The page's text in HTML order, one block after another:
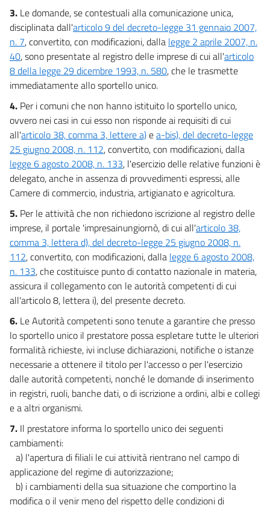
22
23
24
Titolo IV - Semplificazione amministrativa
25
26
27
Titolo V - Disposizioni a tutela dei destinatari
28
29
Titolo VI - Qualità dei servizi
31
32
33
34
Titolo VII - Collaborazione amministrativa
36
37
38
39
40
41
42
43
PARTE SECONDA
3. Le domande, se contestuali alla comunicazione unica,
disciplinata dall'articolo 9 del decreto-legge 31 gennaio 2007,
n. 7, convertito, con modificazioni, dalla legge 2 aprile 2007, n.
40, sono presentate al registro delle imprese di cui all'articolo
8 della legge 29 dicembre 1993, n. 580, che le trasmette
immediatamente allo sportello unico.
4. Per i comuni che non hanno istituito lo sportello unico,
ovvero nei casi in cui esso non risponde ai requisiti di cui
all'articolo 38, comma 3, lettere a)ea-bis), del decreto-legge
25 giugno 2008, n. 112, convertito, con modificazioni, dalla
legge 6 agosto 2008, n. 133, l'esercizio delle relative funzioni è
delegato, anche in assenza di provvedimenti espressi, alle
Camere di commercio, industria, artigianato e agricoltura.
5. Per le attività che non richiedono iscrizione al registro delle
imprese, il portale 'impresainungiornò, di cui all'articolo 38,
comma 3, lettera d), del decreto-legge 25 giugno 2008, n.
112, convertito, con modificazioni, dalla legge 6 agosto 2008,
n. 133, che costituisce punto di contatto nazionale in materia,
assicura il collegamento con le autorità competenti di cui
all'articolo 8, lettera i), del presente decreto.
6. Le Autorità competenti sono tenute a garantire che presso
lo sportello unico il prestatore possa espletare tutte le ulteriori
formalità richieste, ivi incluse dichiarazioni, notifiche o istanze
necessarie a ottenere il titolo per l'accesso o per l'esercizio
dalle autorità competenti, nonché le domande di inserimento
in registri, ruoli, banche dati, o di iscrizione a ordini, albi e collegi
e a altri organismi.
7. Il prestatore informa lo sportello unico dei seguenti
cambiamenti:
a) l'apertura di filiali le cui attività rientrano nel campo di
applicazione del regime di autorizzazione;
b) i cambiamenti della sua situazione che comportino la
modifica o il venir meno del rispetto delle condizioni di